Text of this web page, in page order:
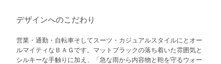
デザインへのこだわり
営業・通勤・自転車そしてスーツ・カジュアルスタイルにとオー
ルマイティなＢＡＧです。マットブラックの落ち着いた雰囲気と
シルキーな手触りに加え、「急な雨から内容物と鞄を守るウォー